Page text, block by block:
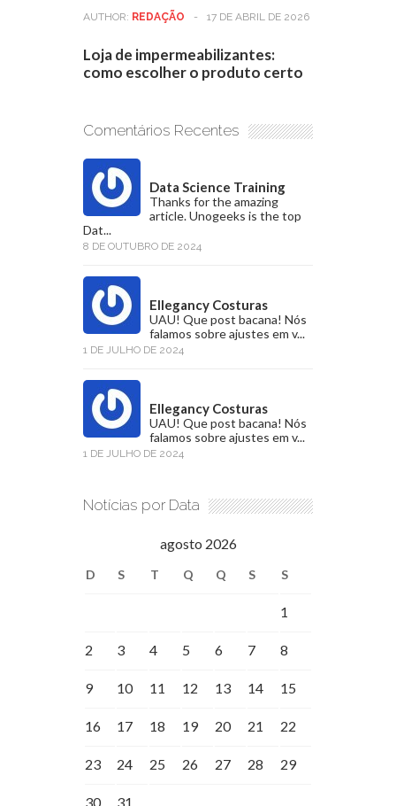
AUTHOR: REDAÇÃO - 17 DE ABRIL DE 2026
Loja de impermeabilizantes:
como escolher o produto certo
Comentários Recentes
Data Science Training
Thanks for the amazing
article. Unogeeks is the top
Dat...
8 DE OUTUBRO DE 2024
Ellegancy Costuras
UAU! Que post bacana! Nós
falamos sobre ajustes em v...
1 DE JULHO DE 2024
Ellegancy Costuras
UAU! Que post bacana! Nós
falamos sobre ajustes em v...
1 DE JULHO DE 2024
Notícias por Data
agosto 2026
D S T Q Q S S
1
2 3 4 5 6 7 8
9 10 11 12 13 14 15
16 17 18 19 20 21 22
23 24 25 26 27 28 29
30 31